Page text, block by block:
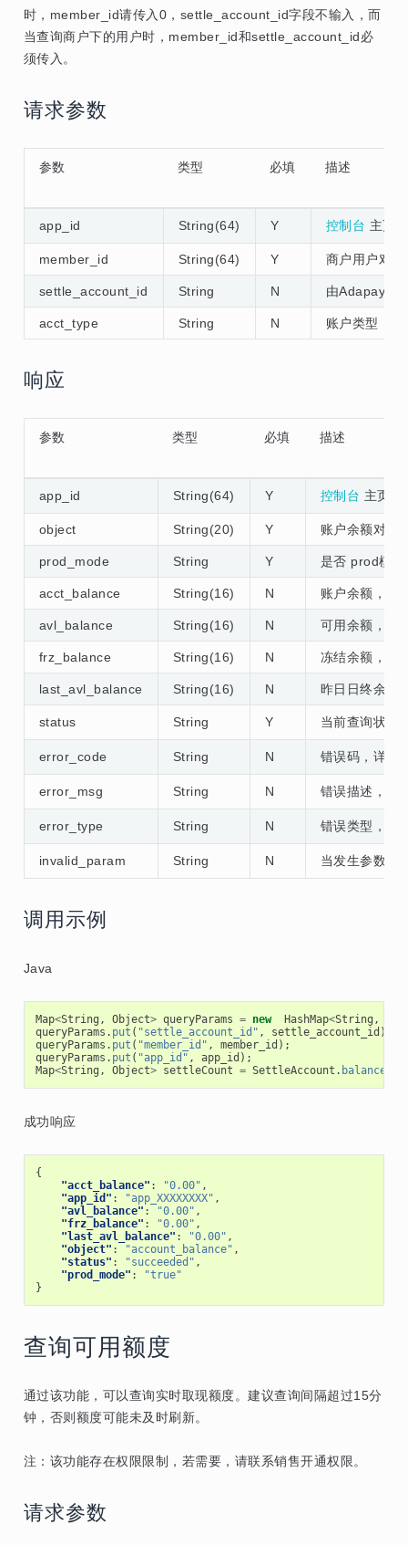
时，member_id请传入0，settle_account_id字段不输入，而
当查询商户下的用户时，member_id和settle_account_id必
须传入。
请求参数
参数 类型 必填 描述
app_id String(64) Y 控制台 主页
member_id String(64) Y 商户用户对
settle_account_id String N 由Adapay生
acct_type String N 账户类型，
响应
参数 类型 必填 描述
app_id String(64) Y 控制台 主页
object String(20) Y 账户余额对象
prod_mode String Y 是否 prod模
acct_balance String(16) N 账户余额，账
avl_balance String(16) N 可用余额，该
frz_balance String(16) N 冻结余额，当
last_avl_balance String(16) N 昨日日终余额
status String Y 当前查询状态
error_code String N 错误码，详见
error_msg String N 错误描述，详
error_type String N 错误类型，详
invalid_param String N 当发生参数错
调用示例
Java
Map<String , Object> queryParams = new HashMap<String ,
queryParams . put ( "settle_account_id" , settle_account_id );
queryParams . put ( "member_id" , member_id );
queryParams . put ( "app_id" , app_id );
Map<String , Object> settleCount = SettleAccount . balance
成功响应
{
"acct_balance" : "0.00" ,
"app_id" : "app_XXXXXXXX" ,
"avl_balance" : "0.00" ,
"frz_balance" : "0.00" ,
"last_avl_balance" : "0.00" ,
"object" : "account_balance" ,
"status" : "succeeded" ,
"prod_mode" :
"true"
}
查询可用额度
通过该功能，可以查询实时取现额度。建议查询间隔超过15分
钟，否则额度可能未及时刷新。
注：该功能存在权限限制，若需要，请联系销售开通权限。
请求参数